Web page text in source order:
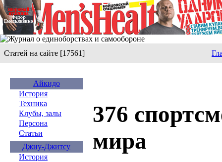
Статей на сайте [17561]
Айкидо
История
Техника
Клубы, залы
Персона
Статьи
Джиу-Джитсу
История
376
мира